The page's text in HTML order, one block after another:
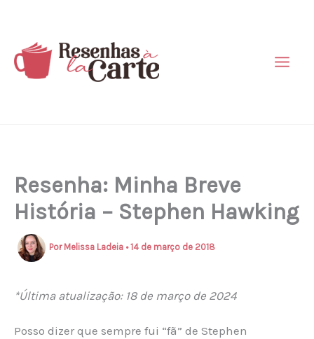
conteúdo
Resenha: Minha Breve
História – Stephen Hawking
Por Melissa Ladeia •14 de março de 2018
*Última atualização: 18 de março de 2024
Posso dizer que sempre fui “fã” de Stephen